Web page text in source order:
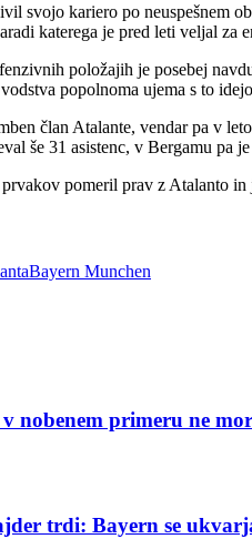
svojo kariero po neuspešnem
katerega je pred leti veljal za
položajih je posebej
popolnoma ujema s to
član Atalante, vendar pa v
še 31 asistenc, v Bergamu
pomeril prav z Atalanto
Bayern Munchen
nobenem primeru ne
trdi: Bayern se